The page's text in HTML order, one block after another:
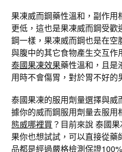
果凍威而鋼藥性溫和，副作
更低，這也是果凍威而鋼受
鋼一樣，果凍威而鋼也是在
與腹中的其它食物產生交互
泰國果凍效果藥性溫和，且是
用時不會傷胃，對於胃不好的
泰國果凍的服用劑量選擇與威
據你的威而鋼服用劑量去服用
態威哪裡買 ？目前來說 泰國
果你也想試試，可以直接從
品都是經過嚴格檢測保證